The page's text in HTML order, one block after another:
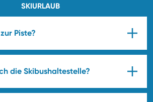
SKIURLAUB
Piste?
die Skibushaltestelle?